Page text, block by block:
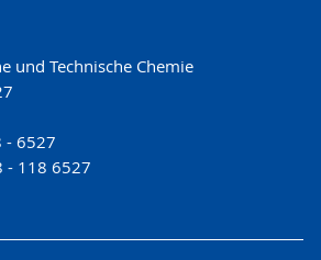
und Technische Chemie
- 6527
- 118 6527